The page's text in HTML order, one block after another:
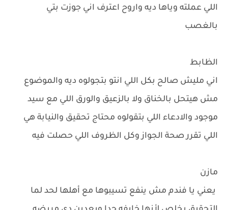
اللي عملته وياها ديه واروح اعترف اني جوزت بتي
بالغصب
الظابط
اني مليش صالح بكل اللي انتو بتجولوه ديه والموضوع
مش هيتحل بالخناق ولا بالزعيق والورق اللي مع سيد
موجود والادعاء اللي بتقولوه محتاج تحقيق والنيابة هي
اللي تقرر صحة الجواز وكل الظروف اللي حصلت فيه
مازن
يعني يا فندم مش ينفع تسيبوها مع أهلها لحد لما